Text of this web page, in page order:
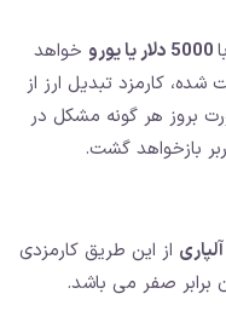
خواهد
کارمزد تبدیل ارز از
بروز هر گونه مشکل در
بازخواهد گشت.
از این طریق کارمزدی
برابر صفر می باشد.